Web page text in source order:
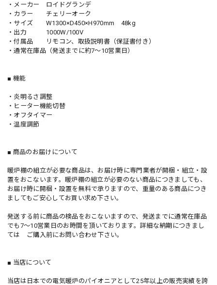
・メーカー ロイドグランデ
・カラー チェリーオーク
・サイズ W1300×D450×H970mm 48kg
・出力 1000W/100V
・付属品 リモコン、取扱説明書（保証書付き）
・通常在庫品（発送までに約7～10営業日）
■ 機能
・炎明るさ調整
・ヒーター機能切替
・オフタイマー
・温度調節
■ 商品のお届けについて
暖炉棚の組立が必要な商品は、お届け時に専門業者が開梱・組立・設
置をおこないます。暖炉棚の組立が必要のない商品につきましても、
お届け時に開梱・設置を無料で承りますので、重量のある商品につき
ましてもご安心してお買い求め下さい。
発送する前に商品の検品をおこないますので、発送までに通常在庫品
でも7～10営業日のお時間を頂いております。詳細な納期につきまし
ては ご購入前にお問い合わせ下さい。
■ 当店について
当店は日本での電気暖炉のパイオニアとして25年以上の販売実績を誇